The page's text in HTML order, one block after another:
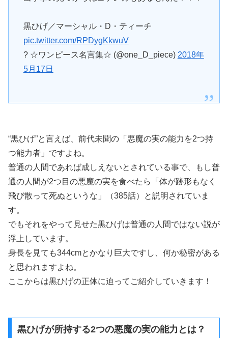
黒ひげ／マーシャル・D・ティーチ
pic.twitter.com/RPDygKkwuV
? ☆ワンピース名言集☆ (@one_D_piece) 2018年
5月17日
“黒ひげ”と言えば、前代未聞の「悪魔の実の能力を2つ持
つ能力者」ですよね。
普通の人間であれば成しえないとされている事で、もし普
通の人間が2つ目の悪魔の実を食べたら「体が跡形もなく
飛び散って死ぬというな」（385話）と説明されていま
す。
でもそれをやって見せた黒ひげは普通の人間ではない説が
浮上しています。
身長を見ても344cmとかなり巨大ですし、何か秘密がある
と思われますよね。
ここからは黒ひげの正体に迫ってご紹介していきます！
黒ひげが所持する2つの悪魔の実の能力とは？